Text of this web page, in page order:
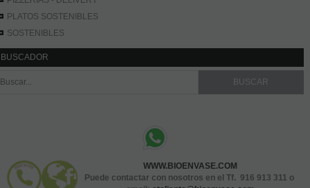
PLATOS SOSTENIBLES
SOSTENIBLES
BUSCADOR
WWW.BIOENVASE.COM
Puede contactar con nosotros en el Tf. 916 913 311 o